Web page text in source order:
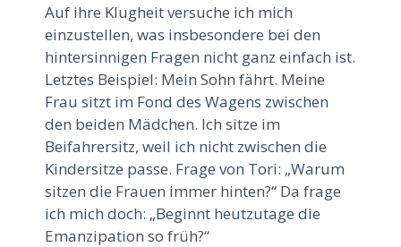
Auf ihre Klugheit versuche ich mich
einzustellen, was insbesondere bei den
hintersinnigen Fragen nicht ganz einfach ist.
Letztes Beispiel: Mein Sohn fährt. Meine
Frau sitzt im Fond des Wagens zwischen
den beiden Mädchen. Ich sitze im
Beifahrersitz, weil ich nicht zwischen die
Kindersitze passe. Frage von Tori: „Warum
sitzen die Frauen immer hinten?“ Da frage
ich mich doch: „Beginnt heutzutage die
Emanzipation so früh?“